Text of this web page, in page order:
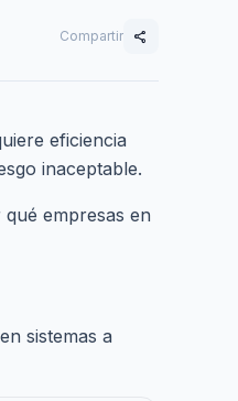
Compartir share
eficiencia
inaceptable.
empresas en
sistemas a